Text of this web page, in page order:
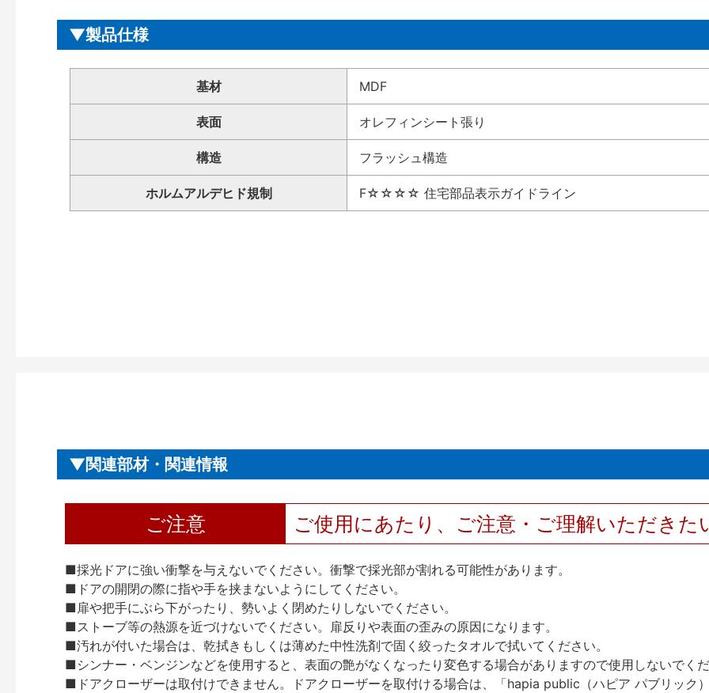
製品仕様
基材 MDF
表面 オレフィンシート張り
構造 フラッシュ構造
ホルムアルデヒド規制 F☆☆☆☆ 住宅部品表示ガイドライン
関連部材・関連情報
ご注意 ご使用にあたり、ご注意・ご理解いただきた
■採光ドアに強い衝撃を与えないでください。衝撃で採光部が割れる可能性があります。
■ドアの開閉の際に指や手を挟まないようにしてください。
■扉や把手にぶら下がったり、勢いよく閉めたりしないでください。
■ストーブ等の熱源を近づけないでください。扉反りや表面の歪みの原因になります。
■汚れが付いた場合は、乾拭きもしくは薄めた中性洗剤で固く絞ったタオルで拭いてください。
■シンナー・ベンジンなどを使用すると、表面の艶がなくなったり変色する場合がありますので使用しないでく
■ドアクローザーは取付けできません。ドアクローザーを取付ける場合は、「hapia public（ハピア パブリック